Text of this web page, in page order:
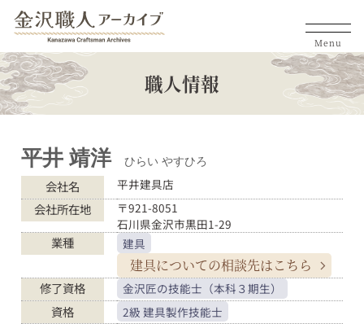
Menu
職人情報
平井 靖洋 ひらい やすひろ
会社名 平井建具店
会社所在地
〒921-8051
石川県金沢市黒田1-29
業種 建具
建具についての相談先はこちら
修了資格 金沢匠の技能士（本科３期生）
資格 2級 建具製作技能士